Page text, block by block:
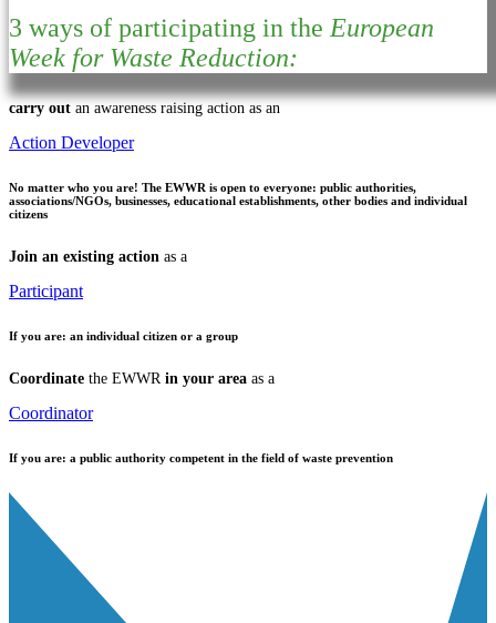
3 ways of participating in the European
Week for Waste Reduction:
carry out an awareness raising action as an
Action Developer
No matter who you are! The EWWR is open to everyone: public authorities,
associations/NGOs, businesses, educational establishments, other bodies and individual
citizens
Join an existing action as a
Participant
If you are: an individual citizen or a group
Coordinate the EWWR in your area as a
Coordinator
If you are: a public authority competent in the field of waste prevention